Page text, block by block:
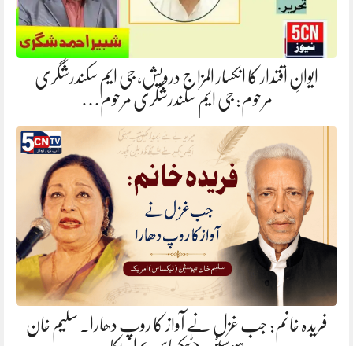
ایوانِ اقتدار کا انکسار المزاج درویش، جی ایم سکندرشگری
مرحوم: جی ایم سکندرشگری مرحوم…
فریدہ خانم: جب غزل نے آواز کا روپ دھارا. سلیم خان